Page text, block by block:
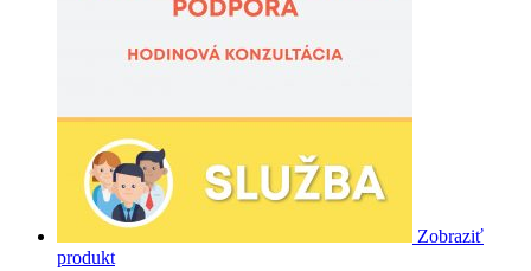
Zobraziť
produkt